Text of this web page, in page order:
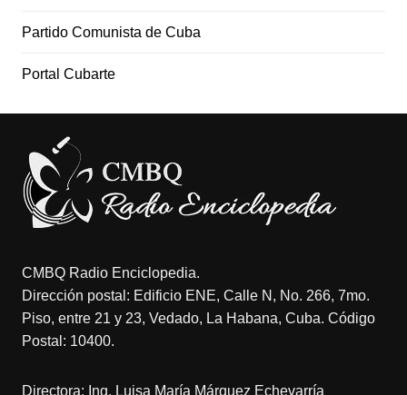
Partido Comunista de Cuba
Portal Cubarte
CMBQ Radio Enciclopedia.
Dirección postal: Edificio ENE, Calle N, No. 266, 7mo.
Piso, entre 21 y 23, Vedado, La Habana, Cuba. Código
Postal: 10400.
Directora: Ing. Luisa María Márquez Echevarría